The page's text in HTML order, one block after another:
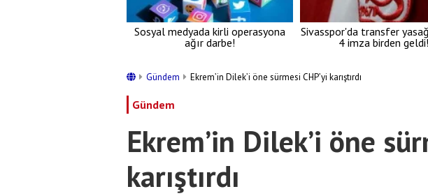
Sosyal medyada kirli operasyona
ağır darbe!
Sivasspor'da transfer
4 imza birden geldi!
Gündem Ekrem’in Dilek’i öne sürmesi CHP’yi karıştırdı
Gündem
Ekrem’in Dilek’i öne
karıştırdı